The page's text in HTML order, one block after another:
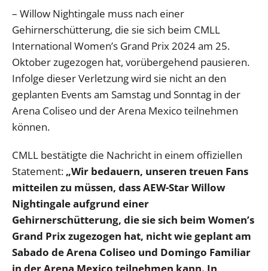
– Willow Nightingale muss nach einer
Gehirnerschütterung, die sie sich beim CMLL
International Women’s Grand Prix 2024 am 25.
Oktober zugezogen hat, vorübergehend pausieren.
Infolge dieser Verletzung wird sie nicht an den
geplanten Events am Samstag und Sonntag in der
Arena Coliseo und der Arena Mexico teilnehmen
können.
CMLL bestätigte die Nachricht in einem offiziellen
Statement: „Wir bedauern, unseren treuen Fans
mitteilen zu müssen, dass AEW-Star Willow
Nightingale aufgrund einer
Gehirnerschütterung, die sie sich beim Women’s
Grand Prix zugezogen hat, nicht wie geplant am
Sabado de Arena Coliseo und Domingo Familiar